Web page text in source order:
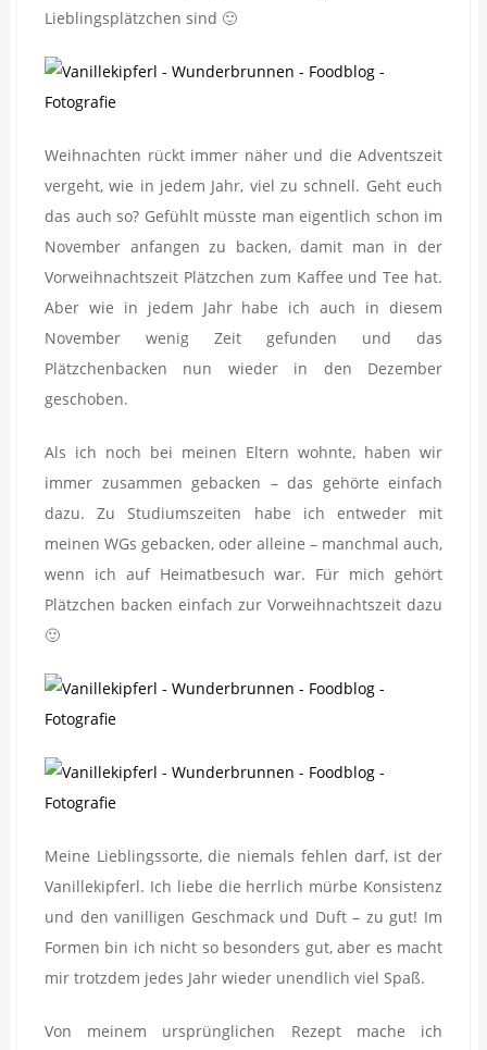
Lieblingsplätzchen sind 🙂
Weihnachten rückt immer näher und die Adventszeit
vergeht, wie in jedem Jahr, viel zu schnell. Geht euch
das auch so? Gefühlt müsste man eigentlich schon im
November anfangen zu backen, damit man in der
Vorweihnachtszeit Plätzchen zum Kaffee und Tee hat.
Aber wie in jedem Jahr habe ich auch in diesem
November wenig Zeit gefunden und das
Plätzchenbacken nun wieder in den Dezember
geschoben.
Als ich noch bei meinen Eltern wohnte, haben wir
immer zusammen gebacken – das gehörte einfach
dazu. Zu Studiumszeiten habe ich entweder mit
meinen WGs gebacken, oder alleine – manchmal auch,
wenn ich auf Heimatbesuch war. Für mich gehört
Plätzchen backen einfach zur Vorweihnachtszeit dazu
🙂
Meine Lieblingssorte, die niemals fehlen darf, ist der
Vanillekipferl. Ich liebe die herrlich mürbe Konsistenz
und den vanilligen Geschmack und Duft – zu gut! Im
Formen bin ich nicht so besonders gut, aber es macht
mir trotzdem jedes Jahr wieder unendlich viel Spaß.
Von meinem ursprünglichen Rezept mache ich